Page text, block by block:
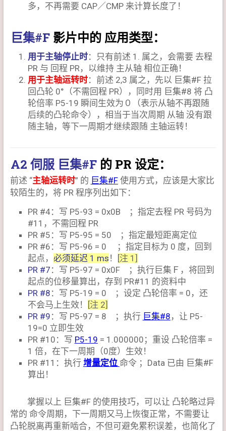
多，不再需要 CAP／CMP 来计算长度了！
巨集#F影片中的 应用类型：
用于主轴停止时：只有前述 1. 属之，会需要 去程
PR 与 回程 PR，以维持 主从轴 相位正确！
用于主轴运转时：前述 2,3 属之，先以 巨集#F 拉
回凸轮 0°（不需回程 PR），同时用 巨集#8 将 凸
轮倍率 P5-19 瞬间生效为０（表示从轴不再跟随
后续的凸轮命令），相当于当次周期 从轴 没有跟
随主轴，等下一周期才继续跟随 主轴运转！
A2 伺服 巨集#F的 PR 设定：
前述 “主轴运转时” 的 巨集#F使用方式，应该是大家比
较陌生的，将 PR 程序列出如下：
PR #4：写 P5-93 = 0x0B ；指定去程 PR 号码为
#11，不需回程 PR
PR #5：写 P5-95 = 50 ；指定最短距离定位
PR #6：写 P5-96 = 0 ；指定目标为 0 度，回到
起点， 必须延迟 1 ms ！
[注 1]
PR #7 ：写 P5-97 = 0x0F ；执行巨集Ｆ，将回到
起点的位移量算出，存到 PR#11 的资料中
PR #8 ：写 P5-19 = 0 ；设定 凸轮倍率 = 0，还
不会马上生效！
[注 2]
PR #9 ：写 P5-97 = 8 ；执行 巨集#8 ，让 P5-
19=0 立即生效
PR #10：写 P5-19 = 1.000000；重设 凸轮倍率 =
1 倍，在下一周期（0度）生效！
PR #11：执行 增量定位 命令 ；Data 已由 巨集#F
算出！
掌握以上 巨集#F 的使用技巧，可以让 凸轮略过异
常的 命令周期，下一周期又马上恢復正常，不需要让
凸轮脱离再重新啮合，不但可避免累积误差，也简化了